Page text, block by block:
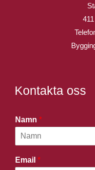
Kontakta oss
Namn *
Email *